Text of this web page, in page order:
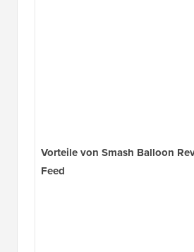
Vorteile von Smash Balloon
Feed